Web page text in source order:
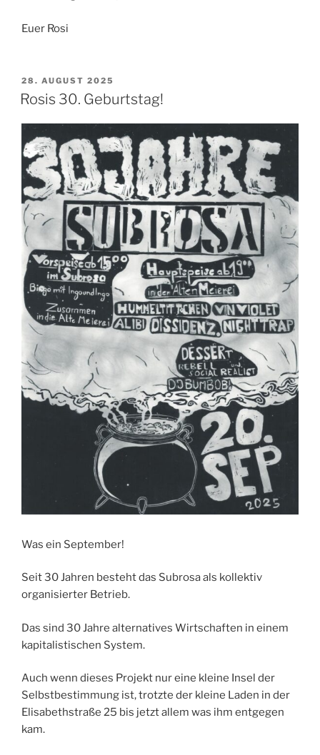
Euer Rosi
VERÖFFENTLICHT
AM
28. AUGUST 2025
Rosis 30. Geburtstag!
Was ein September!
Seit 30 Jahren besteht das Subrosa als kollektiv
organisierter Betrieb.
Das sind 30 Jahre alternatives Wirtschaften in einem
kapitalistischen System.
Auch wenn dieses Projekt nur eine kleine Insel der
Selbstbestimmung ist, trotzte der kleine Laden in der
Elisabethstraße 25 bis jetzt allem was ihm entgegen
kam.